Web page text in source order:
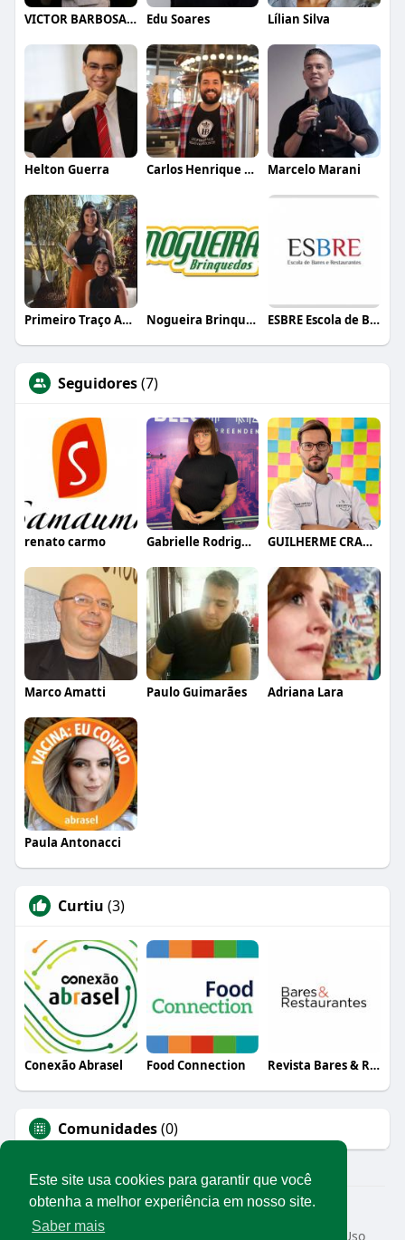
Este site usa cookies para garantir que você
obtenha a melhor experiência em nosso site.
Saber mais
VICTOR BARBOSA QUARANTA Edu Soares Lílian Silva
Helton Guerra Carlos Henrique de Faria Vasconcelos Marcelo Marani
Primeiro Traço Arquitetura Nogueira Brinquedos ESBRE Escola de Bares e Restaurantes
Seguidores(7)
renato carmo Gabrielle Rodrigues GUILHERME CRAMER BALLE
Marco Amatti Paulo Guimarães Adriana Lara
Paula Antonacci
Curtiu (3)
Conexão Abrasel Food Connection Revista Bares & Restaurantes
Comunidades(0)
© 2026 Rede Abrasel
Início
Sobre Termos de Uso